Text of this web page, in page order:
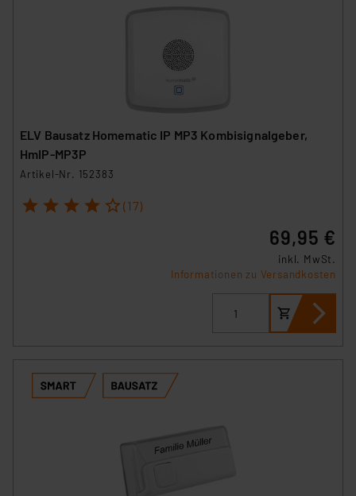
ELV Bausatz Homematic IP MP3 Kombisignalgeber,
HmIP-MP3P
Artikel-Nr. 152383
1 2 3 4 5 (17)
69,95 €
inkl. MwSt.
Informationen zu Versandkosten